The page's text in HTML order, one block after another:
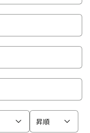
昇順